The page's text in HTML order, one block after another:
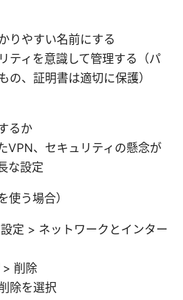
りやすい名前にする
ティを意識して管理する（パ
の、証明書は適切に保護）
るか
VPN、セキュリティの懸念が
な設定
使う場合）
定 > ネットワークとインター
> 削除
除を選択